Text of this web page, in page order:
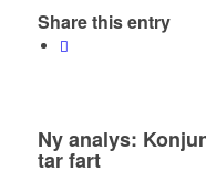
Share this entry
Ny analys:
tar fart